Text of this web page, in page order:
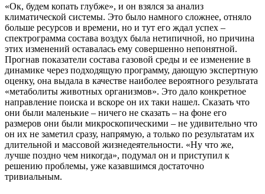
«Ок, будем копать глубже», и он взялся за анализ
климатической системы. Это было намного сложнее, отняло
больше ресурсов и времени, но и тут его ждал успех –
спектрограмма состава воздух была нетипичной, но причина
этих изменений оставалась ему совершенно непонятной.
Прогнав показатели состава газовой среды и ее изменение в
динамике через подходящую программу, дающую экспертную
оценку, она выдала в качестве наиболее вероятного результата
«метаболиты животных организмов». Это дало конкретное
направление поиска и вскоре он их таки нашел. Сказать что
они были маленькие – ничего не сказать – на фоне его
размеров они были микроскопическими – не удивительно что
он их не заметил сразу, напрямую, а только по результатам их
длительной и массовой жизнедеятельности. «Ну что же,
лучше поздно чем никогда», подумал он и приступил к
решению проблемы, уже казавшимся достаточно
тривиальным.